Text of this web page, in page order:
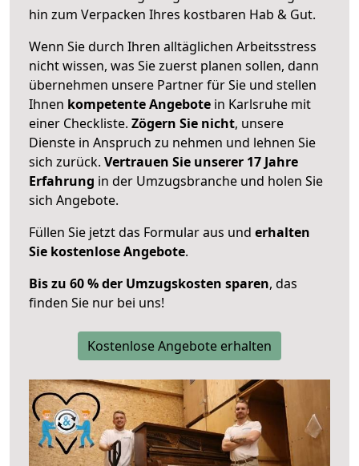
hin zum Verpacken Ihres kostbaren Hab & Gut.
Wenn Sie durch Ihren alltäglichen Arbeitsstress
nicht wissen, was Sie zuerst planen sollen, dann
übernehmen unsere Partner für Sie und stellen
Ihnen kompetente Angebote in Karlsruhe mit
einer Checkliste. Zögern Sie nicht, unsere
Dienste in Anspruch zu nehmen und lehnen Sie
sich zurück. Vertrauen Sie unserer 17 Jahre
Erfahrung in der Umzugsbranche und holen Sie
sich Angebote.
Füllen Sie jetzt das Formular aus und erhalten
Sie kostenlose Angebote.
Bis zu 60 % der Umzugskosten sparen, das
finden Sie nur bei uns!
Kostenlose Angebote erhalten